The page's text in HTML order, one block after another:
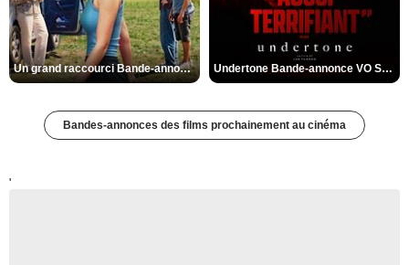
Un grand raccourci Bande-annonce VF Undertone Bande-annonce VO STFR
Bandes-annonces des films prochainement au cinéma
'